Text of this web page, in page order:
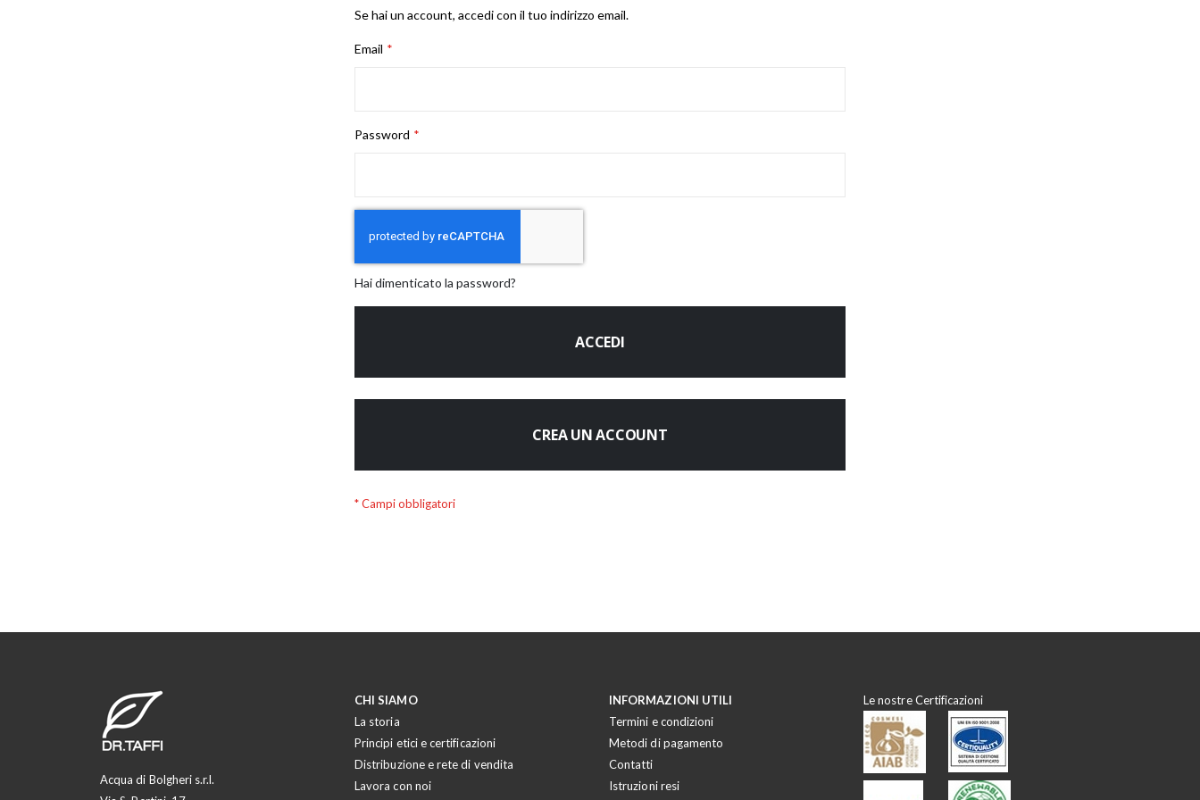
Se hai un account, accedi con il tuo indirizzo email.
Email
Password
Hai dimenticato la password?
ACCEDI
CREA UN ACCOUNT
Acqua di Bolgheri s.r.l.
CHI SIAMO
La storia
Principi etici e certificazioni
Distribuzione e rete di vendita
Lavora con noi
INFORMAZIONI UTILI
Termini e condizioni
Metodi di pagamento
Contatti
Istruzioni resi
Le nostre Certificazioni